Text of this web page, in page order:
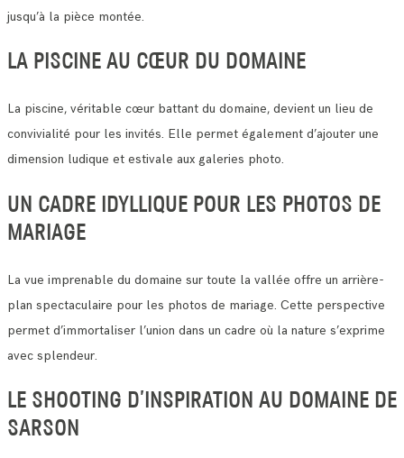
jusqu’à la pièce montée.
LA PISCINE AU CŒUR DU DOMAINE
La piscine, véritable cœur battant du domaine, devient un lieu de
convivialité pour les invités. Elle permet également d’ajouter une
dimension ludique et estivale aux galeries photo.
UN CADRE IDYLLIQUE POUR LES PHOTOS DE
MARIAGE
La vue imprenable du domaine sur toute la vallée offre un arrière-
plan spectaculaire pour les photos de mariage. Cette perspective
permet d’immortaliser l’union dans un cadre où la nature s’exprime
avec splendeur.
LE SHOOTING D’INSPIRATION AU DOMAINE DE
SARSON